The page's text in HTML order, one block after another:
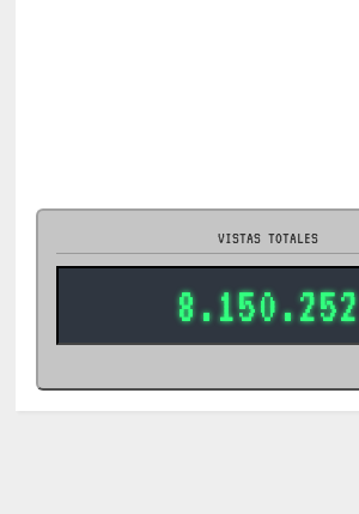
VISTAS TOTALES
8.150.252